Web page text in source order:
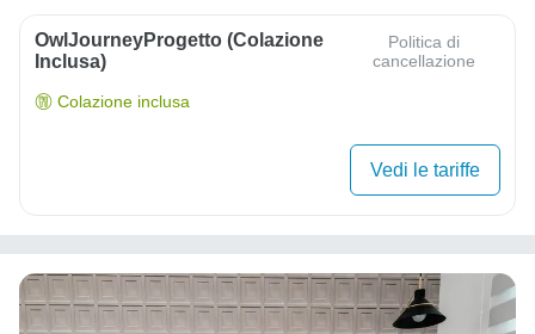
OwlJourneyProgetto (colazione
Inclusa)
Politica di
cancellazione
Colazione inclusa
Vedi le tariffe